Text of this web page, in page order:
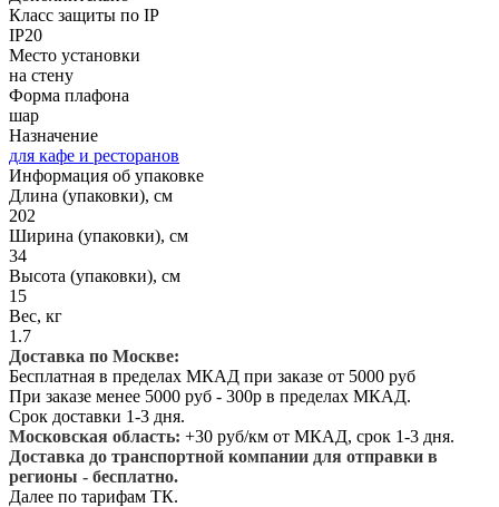
Класс защиты по IP
IP20
Место установки
на стену
Форма плафона
шар
Назначение
для кафе и ресторанов
Информация об упаковке
Длина (упаковки), см
202
Ширина (упаковки), см
34
Высота (упаковки), см
15
Вес, кг
1.7
Доставка по Москве:
Бесплатная в пределах МКАД при заказе от 5000 руб
При заказе менее 5000 руб - 300р в пределах МКАД.
Срок доставки 1-3 дня.
Московская область: +30 руб/км от МКАД, срок 1-3 дня.
Доставка до транспортной компании для отправки в
регионы - бесплатно.
Далее по тарифам ТК.